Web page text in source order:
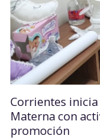
Corrientes
Materna con
promoción